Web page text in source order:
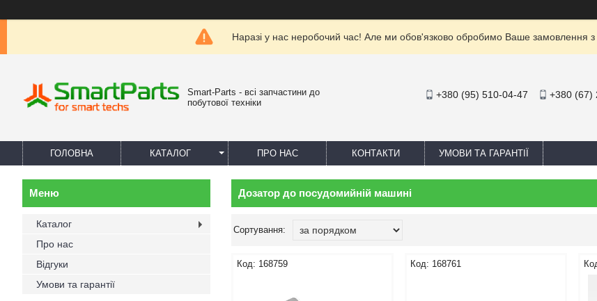
Наразі у нас неробочий час! Але ми обов'язково обробимо Ваше замовлення з
Smart-Parts - всі запчастини до
побутової техніки
+380 (95) 510-04-47 +380 (67)
ГОЛОВНА КАТАЛОГ ПРО НАС КОНТАКТИ УМОВИ ТА ГАРАНТІЇ
Дозатор до посудомийній машині
168759 168761
Каталог
Про нас
Відгуки
Умови та гарантії